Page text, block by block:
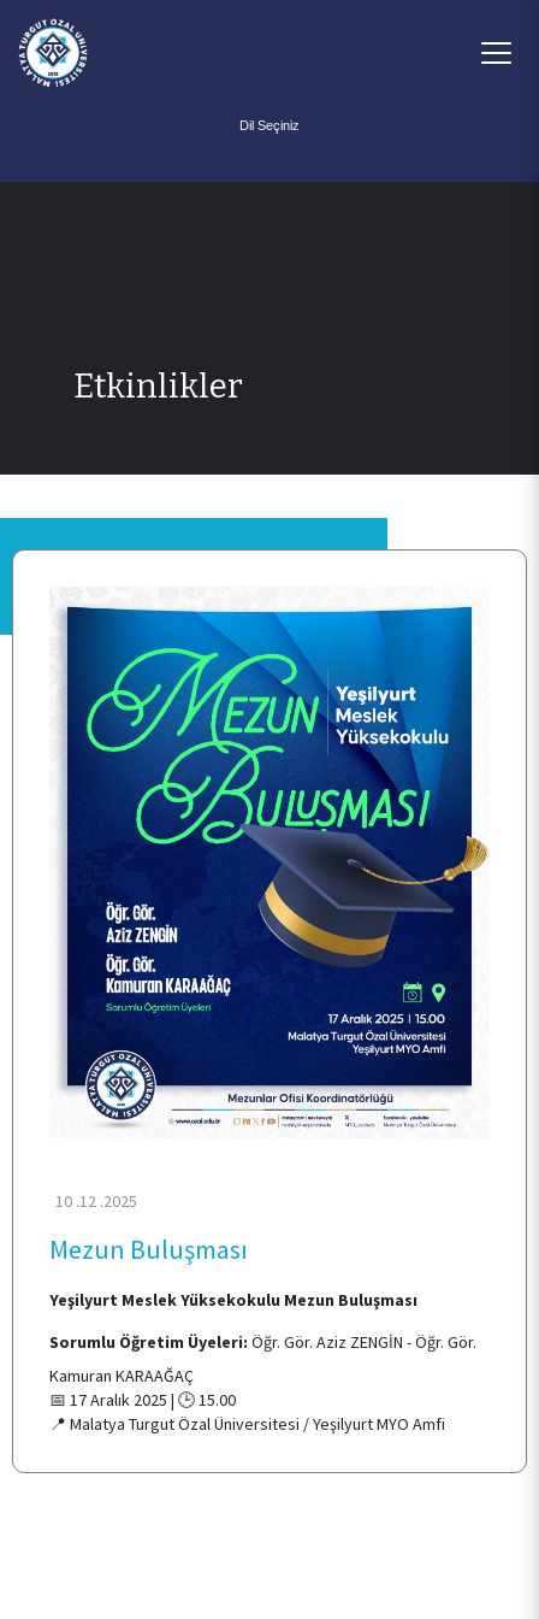
ANA SAYFA
KURUMSAL
PERSONEL
BÖLÜMLER
ÖĞRENCİ
ARAŞTIRMA
TOPLUMSAL KATKI
E-HİZMET
İLETİŞİM
Etkinlikler
10 .12 .2025
Mezun Buluşması
Yeşilyurt Meslek Yüksekokulu Mezun Buluşması
Sorumlu Öğretim Üyeleri: Öğr. Gör. Aziz ZENGİN - Öğr. Gör.
Kamuran KARAAĞAÇ
📅 17 Aralık 2025 | 🕒 15.00
📍 Malatya Turgut Özal Üniversitesi / Yeşilyurt MYO Amfi